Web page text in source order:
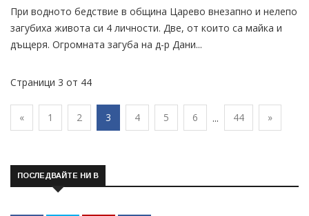
При водното бедствие в община Царево внезапно и нелепо
загубиха живота си 4 личности. Две, от които са майка и
дъщеря. Огромната загуба на д-р Дани...
Страници 3 от 44
« 1 2 3 4 5 6 ... 44 »
ПОСЛЕДВАЙТЕ НИ В